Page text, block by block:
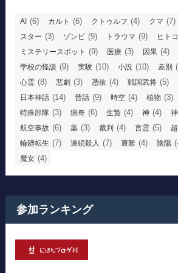
AI (6) カルト (6) クトゥルフ (4) クマ (7)
スター (3) ゾンビ (9) トラウマ (9) ヒト
ミステリースポット (9) 医療 (3) 因果 (4)
学校の怪談 (9) 実験 (10) 小説 (10) 差別
心霊 (8) 悲劇 (3) 憑依 (4) 戦国武将 (5)
日本神話 (14) 昔話 (9) 時空 (4) 植物 (3)
特殊部隊 (3) 猟奇 (6) 生贄 (4) 神 (4)
航空事故 (6) 薬 (3) 裁判 (4) 言霊 (5)
輪廻転生 (7) 連続殺人 (7) 遭難 (4) 陰陽
魔女 (4)
参加ランキング